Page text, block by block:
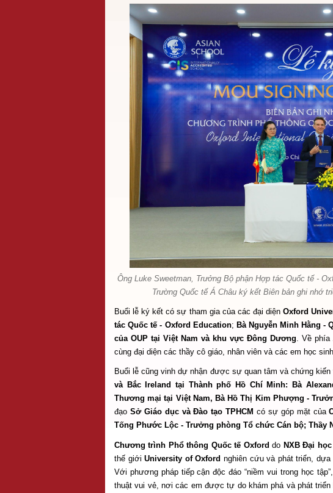
Ông Luke Sweetman, Trưởng Bộ phận Hợp tác Quốc tế -
Trường Quốc tế Á Châu ký kết Biên bản ghi nhớ
Buổi lễ ký kết có sự tham gia của các đại diệnOxford
tác Quốc tế - Oxford Education; Bà Nguyễn Minh Hằng -
của OUP tại Việt Nam và khu vực Đông Dương. Về phía
cùng đại diện các thầy cô giáo, nhân viên và các em học
Buổi lễ cũng vinh dự nhận được sự quan tâm và chứng
và Bắc Ireland tại Thành phố Hồ Chí Minh: Bà
Thương mại tại Việt Nam, Bà Hồ Thị Kim Phượng -
đạo Sở Giáo dục và Đào tạo TPHCM có sự góp mặt của
Tống Phước Lộc - Trưởng phòng Tổ chức Cán bộ; Thầy
Chương trình Phổ thông Quốc tế Oxforddo NXB Đại
thế giới University of Oxford nghiên cứu và phát triển,
Với phương pháp tiếp cận độc đáo “niềm vui trong học
thuật vui vẻ, nơi các em được tự do khám phá và phát